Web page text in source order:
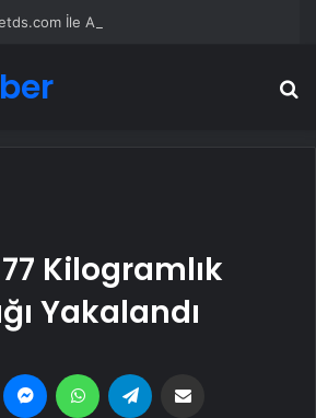
Kilogramlık
Yakalandı
Tumblr MessengerWhatsApp